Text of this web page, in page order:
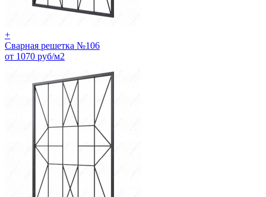
+
Сварная решетка №106
от 1070 руб/м2